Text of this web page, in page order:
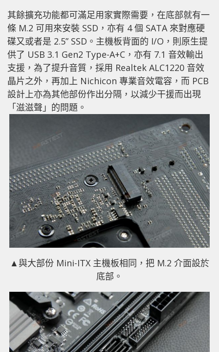
其餘擴充功能都可滿足用家實際需要，在底部就有一
條 M.2 可用來安裝 SSD，亦有 4 個 SATA 來對應硬
碟又或者是 2.5” SSD。主機板背面的 I/O，則原生提
供了 USB 3.1 Gen2 Type-A+C，亦有 7.1 音效輸出
支援，為了提升音質，採用 Realtek ALC1220 音效
晶片之外，再加上 Nichicon 專業音效電容，而 PCB
設計上亦為其他部份作出分隔，以減少干援而出現
「滋滋聲」的問題。
▲與大部份 Mini-ITX 主機板相同，把 M.2 介面設於
底部。